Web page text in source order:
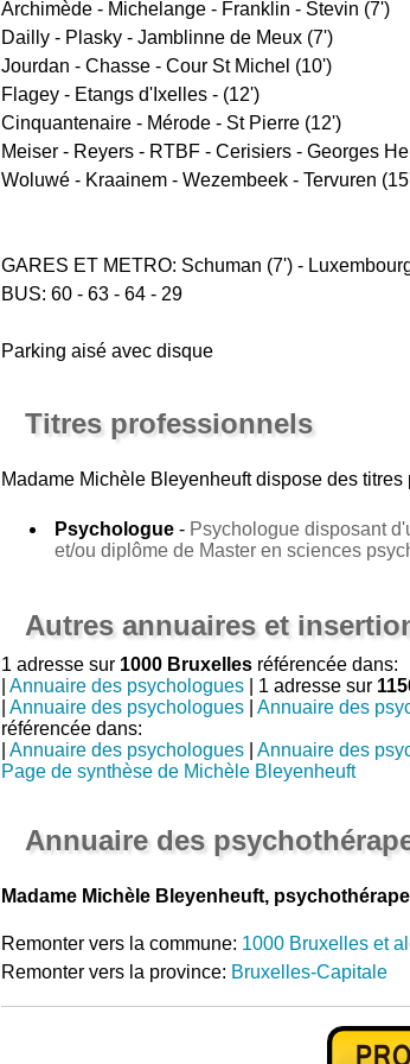
Archimède - Michelange - Franklin - Stevin (7')
Dailly - Plasky - Jamblinne de Meux (7')
Jourdan - Chasse - Cour St Michel (10')
Flagey - Etangs d'Ixelles - (12')
Cinquantenaire - Mérode - St Pierre (12')
Meiser - Reyers - RTBF - Cerisiers - Georges
Woluwé - Kraainem - Wezembeek - Tervuren
GARES ET METRO: Schuman (7') -
BUS: 60 - 63 - 64 - 29
Parking aisé avec disque
Titres professionnels
Madame Michèle Bleyenheuftdispose des titres
Psychologue- Psychologue disposant
et/ou diplôme de Master en sciences
Autres annuaires et
1 adresse sur 1000 Bruxellesréférencée dans:
Annuaire des psychologues| 1 adresse sur
Annuaire des psychologues| Annuaire des
référencée dans:
Annuaire des psychologues| Annuaire des
Page de synthèse de Michèle Bleyenheuft
Annuaire des
Madame Michèle Bleyenheuft,
Remonter vers la commune: 1000 Bruxelles et
Remonter vers la province: Bruxelles-Capitale